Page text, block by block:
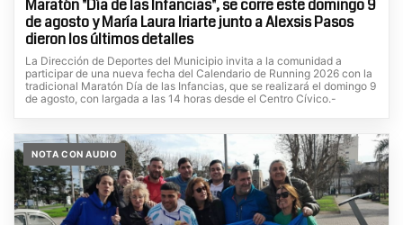
Maratón "Día de las Infancias", se corre este domingo 9
de agosto y María Laura Iriarte junto a Alexsis Pasos
dieron los últimos detalles
La Dirección de Deportes del Municipio invita a la comunidad a
participar de una nueva fecha del Calendario de Running 2026 con la
tradicional Maratón Día de las Infancias, que se realizará el domingo 9
de agosto, con largada a las 14 horas desde el Centro Cívico.-
NOTA CON AUDIO